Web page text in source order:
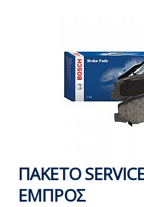
ΠΑΚΕΤΟ
ΕΜΠΡΟΣ